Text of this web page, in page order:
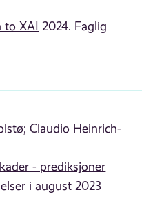
to XAI 2024. Faglig
Claudio Heinrich-
- prediksjoner
i august 2023